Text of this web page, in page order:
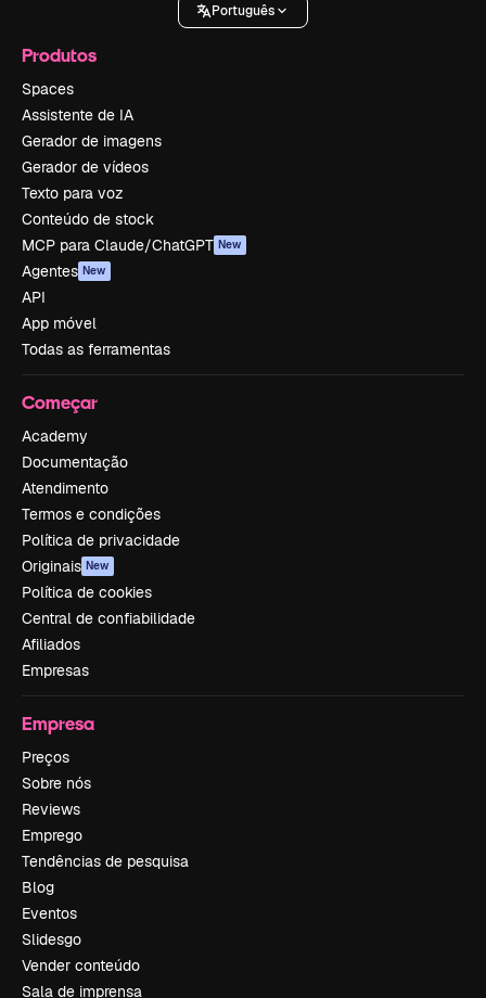
Português
Produtos
Spaces
Assistente de IA
Gerador de imagens
Gerador de vídeos
Texto para voz
Conteúdo de stock
MCP para Claude/ChatGPT New
Agentes New
API
App móvel
Todas as ferramentas
Começar
Academy
Documentação
Atendimento
Termos e condições
Política de privacidade
Originais New
Política de cookies
Central de confiabilidade
Afiliados
Empresas
Empresa
Preços
Sobre nós
Reviews
Emprego
Tendências de pesquisa
Blog
Eventos
Slidesgo
Vender conteúdo
Sala de imprensa